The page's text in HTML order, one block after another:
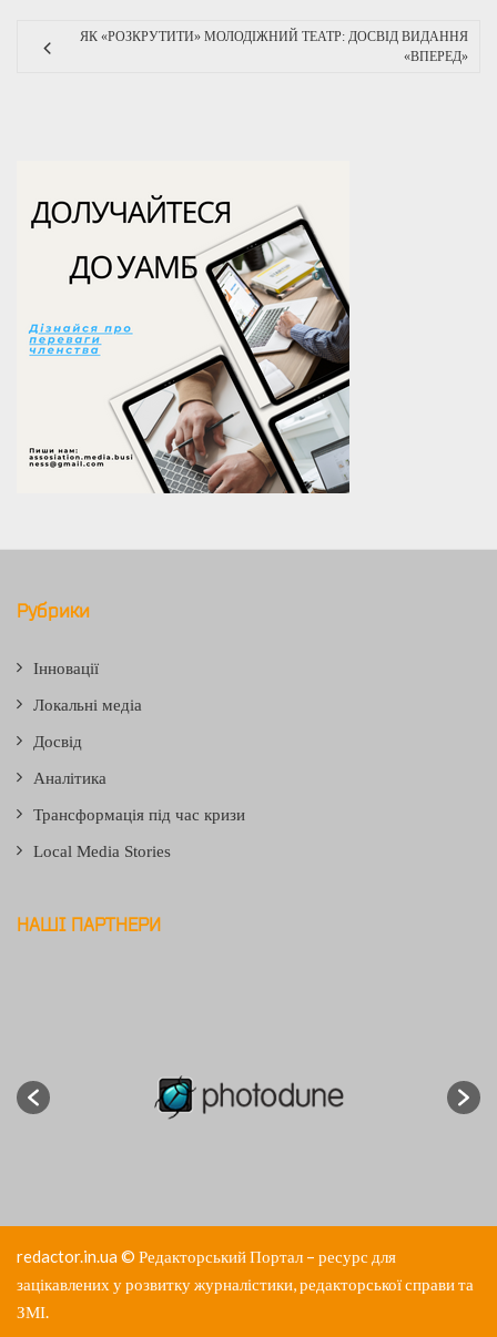
ЯК «РОЗКРУТИТИ» МОЛОДІЖНИЙ ТЕАТР: ДОСВІД ВИДАННЯ
«ВПЕРЕД»
Рубрики
Інновації
Локальні медіа
Досвід
Аналітика
Трансформація під час кризи
Local Media Stories
НАШІ ПАРТНЕРИ
redactor.in.ua© Редакторський Портал – ресурс для
зацікавлених у розвитку журналістики, редакторської справи та
ЗМІ.